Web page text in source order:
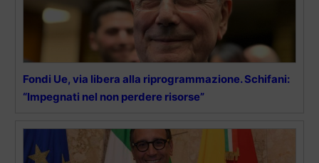
Fondi Ue, via libera alla riprogrammazione. Schifani:
“Impegnati nel non perdere risorse”